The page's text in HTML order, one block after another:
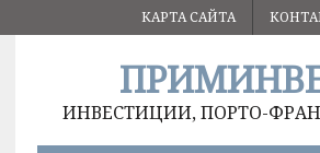
КАРТА САЙТА
ИНВЕСТИЦИИ, ПОРТО-